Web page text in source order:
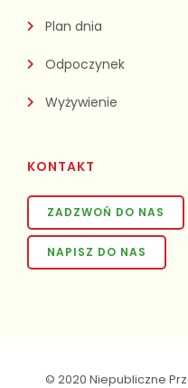
Plan dnia
Odpoczynek
Wyżywienie
KONTAKT
ZADZWOŃ DO NAS
NAPISZ DO NAS
© 2020 Niepubliczne